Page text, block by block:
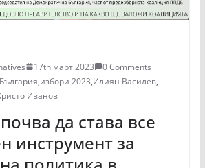
17th март 2023
0 Comments
България,избори 2023,Илиян Василев,
Иванов
да става все
инструмент за